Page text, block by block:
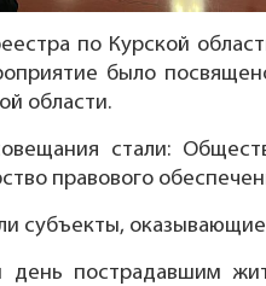
по Курской
было
области.
стали:
правового
субъекты,
день пострадавшим